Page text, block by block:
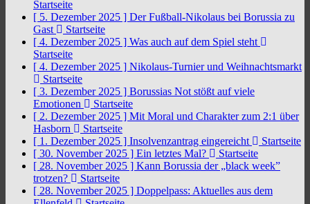
Startseite
[ 5. Dezember 2025 ] Der Fußball-Nikolaus bei Borussia zu
Gast
Startseite
[ 4. Dezember 2025 ] Was auch auf dem Spiel steht
Startseite
[ 4. Dezember 2025 ] Nikolaus-Turnier und Weihnachtsmarkt
Startseite
[ 3. Dezember 2025 ] Borussias Not stößt auf viele
Emotionen
Startseite
[ 2. Dezember 2025 ] Mit Moral und Charakter zum 2:1 über
Hasborn
Startseite
[ 1. Dezember 2025 ] Insolvenzantrag eingereicht
Startseite
[ 30. November 2025 ] Ein letztes Mal?
Startseite
[ 28. November 2025 ] Kann Borussia der „black week”
trotzen?
Startseite
[ 28. November 2025 ] Doppelpass: Aktuelles aus dem